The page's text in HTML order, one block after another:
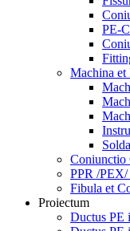
PE-
Machina et
Coniunctio
PPR /PEX/
Fibula et
Proiectum
Ductus PE